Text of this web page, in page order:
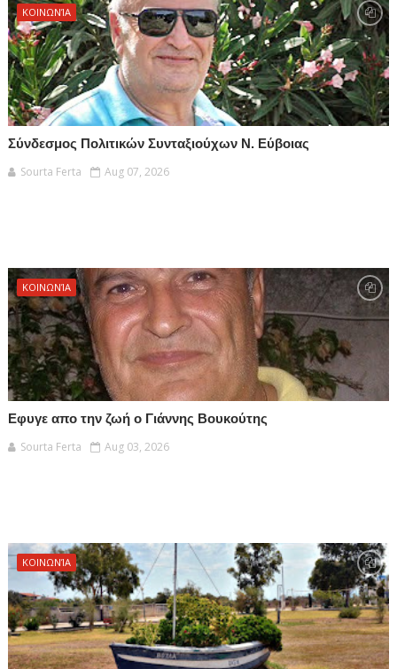
ΚΟΙΝΩΝΊΑ
Σύνδεσμος Πολιτικών Συνταξιούχων Ν. Εύβοιας
Sourta Ferta
Aug 07, 2026
ΚΟΙΝΩΝΊΑ
Εφυγε απο την ζωή ο Γιάννης Βουκούτης
Sourta Ferta
Aug 03, 2026
ΚΟΙΝΩΝΊΑ